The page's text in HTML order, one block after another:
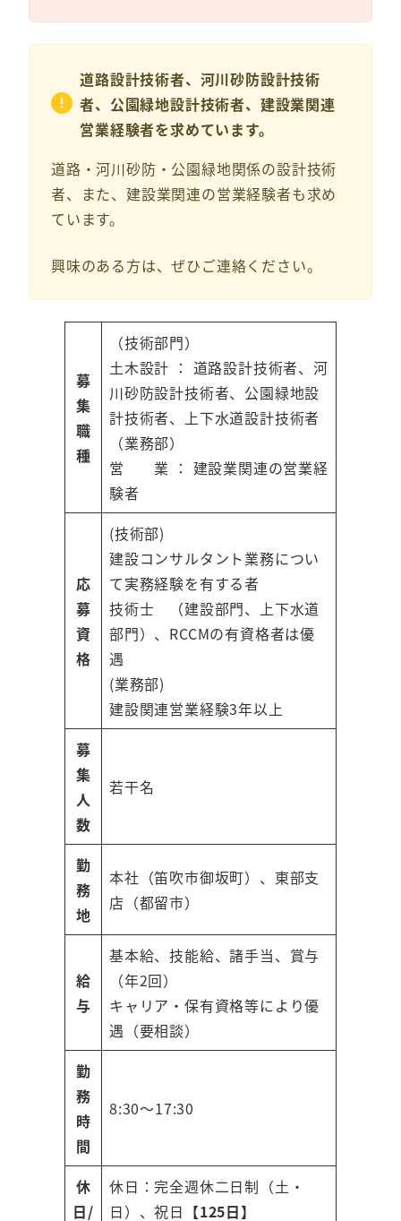
道路設計技術者、河川砂防設計技術
者、公園緑地設計技術者、建設業関連
営業経験者を求めています。
道路・河川砂防・公園緑地関係の設計技術
者、また、建設業関連の営業経験者も求め
ています。
興味のある方は、ぜひご連絡ください。
募
集
職
種
（技術部門）
土木設計 ： 道路設計技術者、河
川砂防設計技術者、公園緑地設
計技術者、上下水道設計技術者
（業務部）
営 業 ： 建設業関連の営業経
験者
応
募
資
格
(技術部)
建設コンサルタント業務につい
て実務経験を有する者
技術士 （建設部門、上下水道
部門）、RCCMの有資格者は優
遇
(業務部)
建設関連営業経験3年以上
募
集
人
数
若干名
勤
務
地
本社（笛吹市御坂町）、東部支
店（都留市）
給
与
基本給、技能給、諸手当、賞与
（年2回）
キャリア・保有資格等により優
遇（要相談）
勤
務
時
間
8:30～17:30
休
日/
休日：完全週休二日制（土・
日）、祝日 【125日】